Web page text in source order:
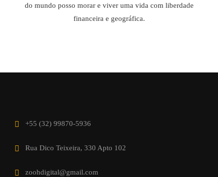
do mundo posso morar e viver uma vida com liberdade
financeira e geográfica.
+55 (32) 99870-5936
Rua Dico Teixeira, 330 Apto 102
zoohdigital@gmail.com